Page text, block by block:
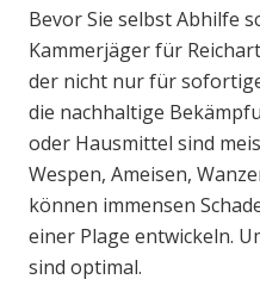
Bevor Sie selbst Abhilfe
Kammerjäger für
der nicht nur für
die nachhaltige
oder Hausmittel sind
Wespen, Ameisen,
können immensen
einer Plage entwickeln.
sind optimal.